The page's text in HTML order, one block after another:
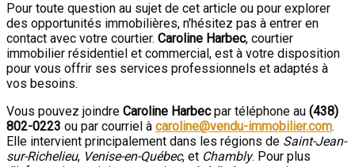
Pour toute question au sujet de cet article ou pour explorer
des opportunités immobilières, n'hésitez pas à entrer en
contact avec votre courtier. Caroline Harbec, courtier
immobilier résidentiel et commercial, est à votre disposition
pour vous offrir ses services professionnels et adaptés à
vos besoins.
Vous pouvez joindre Caroline Harbecpar téléphone au (438)
802-0223 ou par courriel à caroline@vendu-immobilier.com.
Elle intervient principalement dans les régions de Saint-Jean-
sur-Richelieu, Venise-en-Québec, et Chambly. Pour plus